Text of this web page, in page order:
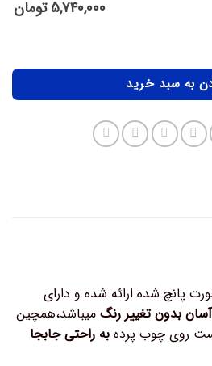
۵,۷۴۰,۰۰۰ تومان
به سبد خرید
پانچ شده ارائه شده و دارای
بدون تغییر رنگ میباشد،همچین
روی چوب پرده به راحتی جابجا